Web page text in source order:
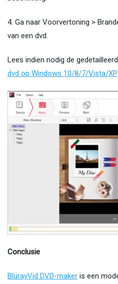
4. Ga naar Voorvertoning >
van een dvd.
Lees indien nodig de
dvd op Windows 10/8/7/Vista/XP
Conclusie
BlurayVid DVD-maker is een